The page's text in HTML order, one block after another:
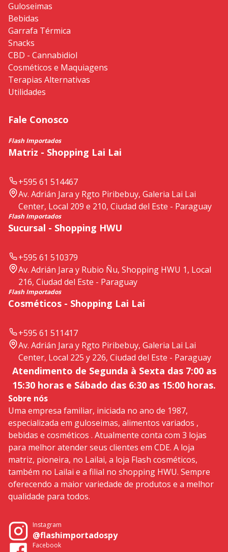
Guloseimas
Bebidas
Garrafa Térmica
Snacks
CBD - Cannabidiol
Cosméticos e Maquiagens
Terapias Alternativas
Utilidades
Fale Conosco
Flash Importados
Matriz - Shopping Lai Lai
+595 61 514467
Av. Adrián Jara y Rgto Piribebuy, Galeria Lai Lai
Center, Local 209 e 210, Ciudad del Este - Paraguay
Flash Importados
Sucursal - Shopping HWU
+595 61 510379
Av. Adrián Jara y Rubio Ñu, Shopping HWU 1, Local
216, Ciudad del Este - Paraguay
Flash Importados
Cosméticos - Shopping Lai Lai
+595 61 511417
Av. Adrián Jara y Rgto Piribebuy, Galeria Lai Lai
Center, Local 225 y 226, Ciudad del Este - Paraguay
Atendimento de Segunda à Sexta das 7:00 as
15:30 horas e Sábado das 6:30 as 15:00 horas.
Sobre nós
Uma empresa familiar, iniciada no ano de 1987,
especializada em guloseimas, alimentos variados ,
bebidas e cosméticos . Atualmente conta com 3 lojas
para melhor atender seus clientes em CDE. A loja
matriz, pioneira, no Lailai, a loja Flash cosméticos,
também no Lailai e a filial no shopping HWU. Sempre
oferecendo a maior variedade de produtos e a melhor
qualidade para todos.
Instagram
@flashimportadospy
Facebook